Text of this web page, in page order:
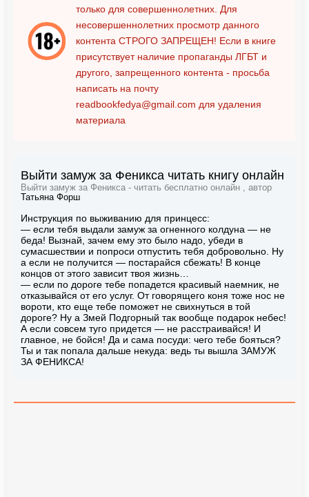
только для совершеннолетних. Для
несовершеннолетних просмотр данного
контента СТРОГО ЗАПРЕЩЕН! Если в книге
присутствует наличие пропаганды ЛГБТ и
другого, запрещенного контента - просьба
написать на почту
readbookfedya@gmail.com для удаления
материала
Выйти замуж за Феникса читать книгу онлайн
Выйти замуж за Феникса - читать бесплатно онлайн , автор
Татьяна Форш
Инструкция по выживанию для принцесс:
— если тебя выдали замуж за огненного колдуна — не
беда! Вызнай, зачем ему это было надо, убеди в
сумасшествии и попроси отпустить тебя добровольно. Ну
а если не получится — постарайся сбежать! В конце
концов от этого зависит твоя жизнь…
— если по дороге тебе попадется красивый наемник, не
отказывайся от его услуг. От говорящего коня тоже нос не
вороти, кто еще тебе поможет не свихнуться в той
дороге? Ну а Змей Подгорный так вообще подарок небес!
А если совсем туго придется — не расстраивайся! И
главное, не бойся! Да и сама посуди: чего тебе бояться?
Ты и так попала дальше некуда: ведь ты вышла ЗАМУЖ
ЗА ФЕНИКСА!